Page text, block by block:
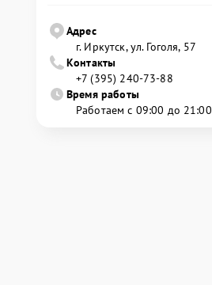
Адрес
г. Иркутск, ул. ​Гоголя, 57
Контакты
+7 (395) 240-73-88
Время работы
Работаем с 09:00 до 21:00